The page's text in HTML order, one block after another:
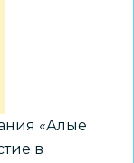
«Алые
в